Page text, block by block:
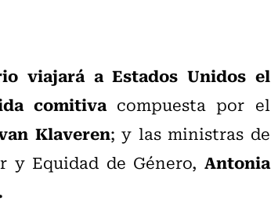
viajará a Estados Unidos el
comitiva compuesta por el
Klaveren; y las ministras de
y Equidad de Género, Antonia